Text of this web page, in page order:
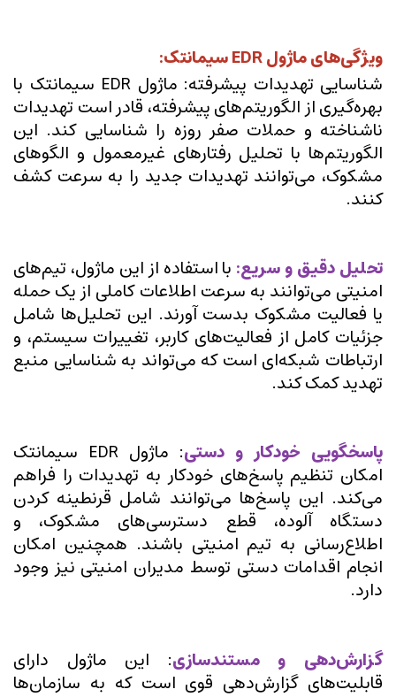
ویژگی‌های ماژول EDR سیمانتک:
شناسایی تهدیدات پیشرفته: ماژول EDR سیمانتک با
بهره‌گیری از الگوریتم‌های پیشرفته، قادر است تهدیدات
ناشناخته و حملات صفر روزه را شناسایی کند. این
الگوریتم‌ها با تحلیل رفتارهای غیرمعمول و الگوهای
مشکوک، می‌توانند تهدیدات جدید را به سرعت کشف
کنند.
تحلیل دقیق و سریع: با استفاده از این ماژول، تیم‌های
امنیتی می‌توانند به سرعت اطلاعات کاملی از یک حمله
یا فعالیت مشکوک بدست آورند. این تحلیل‌ها شامل
جزئیات کامل از فعالیت‌های کاربر، تغییرات سیستم، و
ارتباطات شبکه‌ای است که می‌تواند به شناسایی منبع
تهدید کمک کند.
پاسخگویی خودکار و دستی : ماژول EDR سیمانتک
امکان تنظیم پاسخ‌های خودکار به تهدیدات را فراهم
می‌کند. این پاسخ‌ها می‌توانند شامل قرنطینه کردن
دستگاه آلوده، قطع دسترسی‌های مشکوک، و
اطلاع‌رسانی به تیم امنیتی باشند. همچنین امکان
انجام اقدامات دستی توسط مدیران امنیتی نیز وجود
دارد.
گزارش‌دهی و مستندسازی: این ماژول دارای
قابلیت‌های گزارش‌دهی قوی است که به سازمان‌ها